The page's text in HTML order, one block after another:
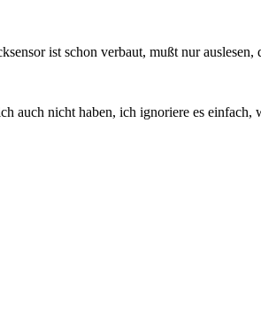
ist schon verbaut, mußt nur
auch nicht haben, ich ignoriere es